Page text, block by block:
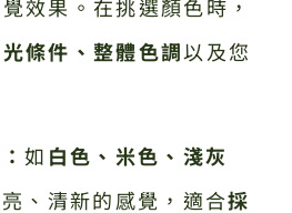
效果。在挑選顏色時，
條件、整體色調以及您
如 白色、米色、淺灰
、清新的感覺，適合採